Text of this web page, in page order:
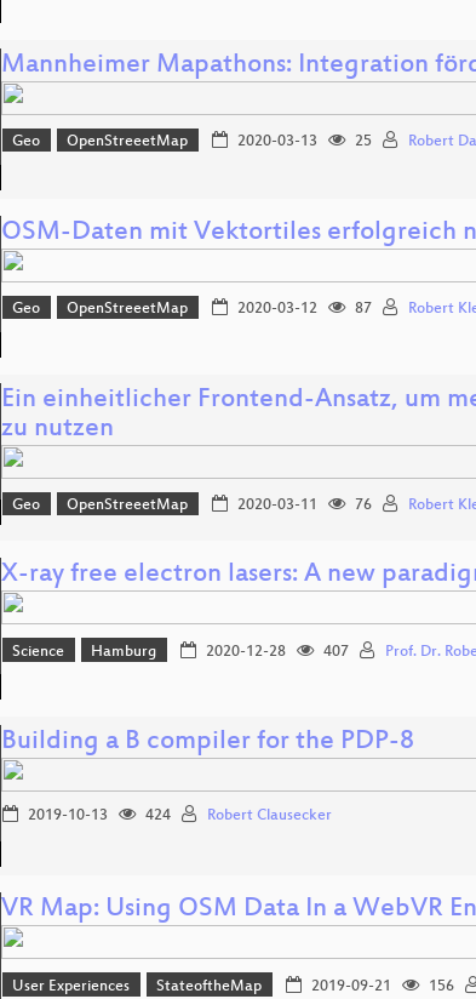
Mannheimer Mapathons: Integration
Geo OpenStreeetMap 2020-03-13 25 Robert
OSM-Daten mit Vektortiles erfolgreich
Geo OpenStreeetMap 2020-03-12 87 Robert
Ein einheitlicher Frontend-Ansatz, um
zu nutzen
Geo OpenStreeetMap 2020-03-11 76 Robert
X-ray free electron lasers: A new
Science Hamburg 2020-12-28 407 Prof. Dr.
Building a B compiler for the PDP-8
2019-10-13 424 Robert Clausecker
VR Map: Using OSM Data In a WebVR
User Experiences StateoftheMap 2019-09-21 156